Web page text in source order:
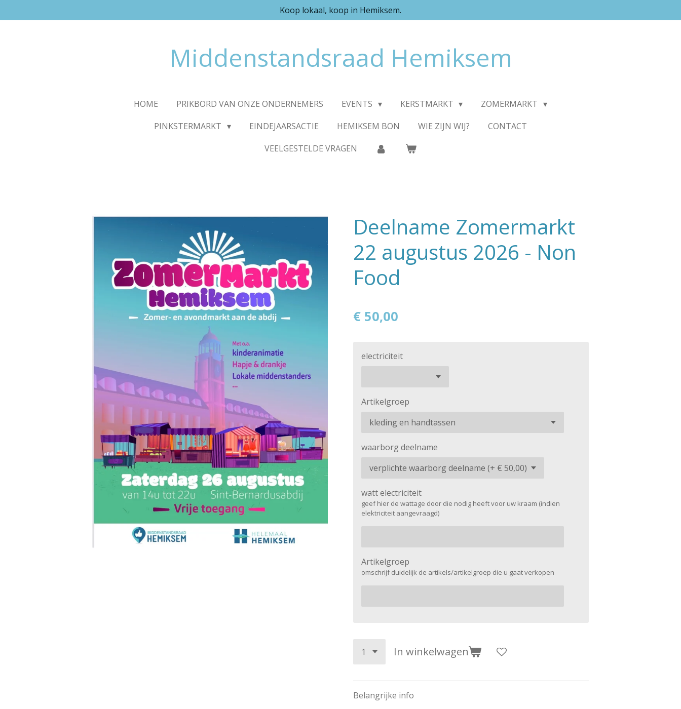
direct
Koop lokaal, koop in Hemiksem.
Middenstandsraad Hemiksem
HOME PRIKBORD VAN ONZE ONDERNEMERS EVENTS KERSTMARKT
ZOMERMARKT
PINKSTERMARKT
EINDEJAARSACTIE HEMIKSEM BON WIE ZIJN WIJ?
CONTACT
VEELGESTELDE VRAGEN
Deelname Zomermarkt
22 augustus 2026 - Non
Food
€ 50,00
electriciteit
Artikelgroep
waarborg deelname
watt electriciteit
geef hier de wattage door die nodig heeft voor uw kraam (indien
elektriciteit aangevraagd)
Artikelgroep
omschrijf duidelijk de artikels/artikelgroep die u gaat verkopen
In winkelwagen
Belangrijke info